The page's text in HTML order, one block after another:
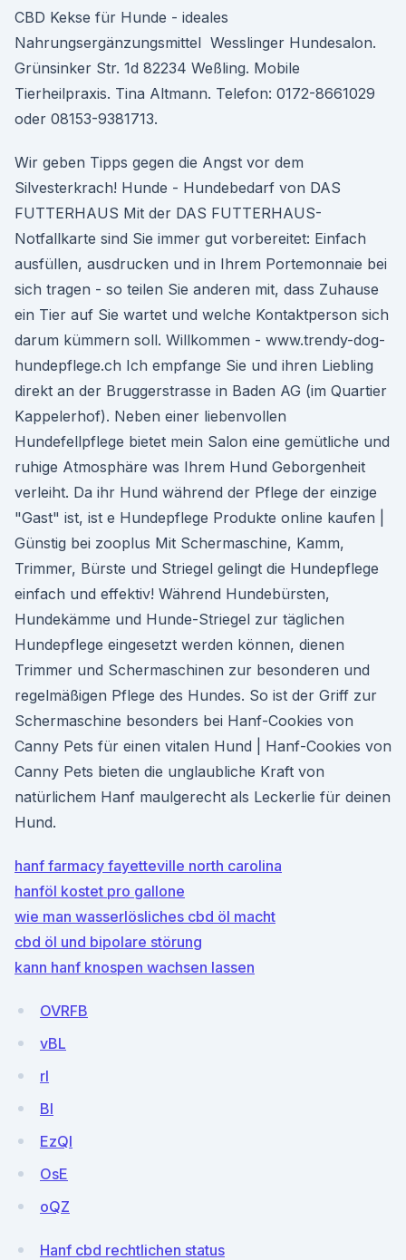
CBD Kekse für Hunde - ideales
Nahrungsergänzungsmittel Wesslinger Hundesalon.
Grünsinker Str. 1d 82234 Weßling. Mobile
Tierheilpraxis. Tina Altmann. Telefon: 0172-8661029
oder 08153-9381713.
Wir geben Tipps gegen die Angst vor dem
Silvesterkrach! Hunde - Hundebedarf von DAS
FUTTERHAUS Mit der DAS FUTTERHAUS-
Notfallkarte sind Sie immer gut vorbereitet: Einfach
ausfüllen, ausdrucken und in Ihrem Portemonnaie bei
sich tragen - so teilen Sie anderen mit, dass Zuhause
ein Tier auf Sie wartet und welche Kontaktperson sich
darum kümmern soll. Willkommen - www.trendy-dog-
hundepflege.ch Ich empfange Sie und ihren Liebling
direkt an der Bruggerstrasse in Baden AG (im Quartier
Kappelerhof). Neben einer liebenvollen
Hundefellpflege bietet mein Salon eine gemütliche und
ruhige Atmosphäre was Ihrem Hund Geborgenheit
verleiht. Da ihr Hund während der Pflege der einzige
"Gast" ist, ist e Hundepflege Produkte online kaufen |
Günstig bei zooplus Mit Schermaschine, Kamm,
Trimmer, Bürste und Striegel gelingt die Hundepflege
einfach und effektiv! Während Hundebürsten,
Hundekämme und Hunde-Striegel zur täglichen
Hundepflege eingesetzt werden können, dienen
Trimmer und Schermaschinen zur besonderen und
regelmäßigen Pflege des Hundes. So ist der Griff zur
Schermaschine besonders bei Hanf-Cookies von
Canny Pets für einen vitalen Hund | Hanf-Cookies von
Canny Pets bieten die unglaubliche Kraft von
natürlichem Hanf maulgerecht als Leckerlie für deinen
Hund.
hanf farmacy fayetteville north carolina
hanföl kostet pro gallone
wie man wasserlösliches cbd öl macht
cbd öl und bipolare störung
kann hanf knospen wachsen lassen
OVRFB
vBL
rl
BI
EzQl
OsE
oQZ
Hanf cbd rechtlichen status